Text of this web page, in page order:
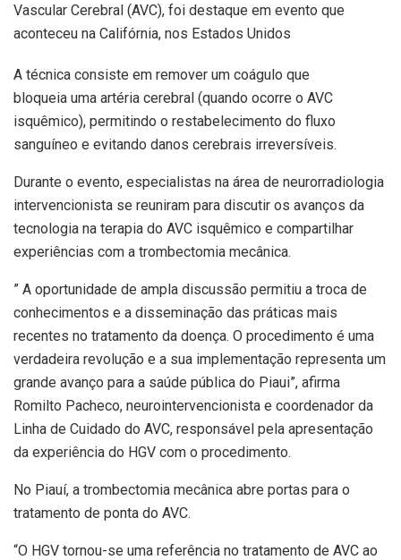
Vascular Cerebral (AVC), foi destaque em evento que
aconteceu na Califórnia, nos Estados Unidos
A técnica consiste em remover um coágulo que
bloqueia uma artéria cerebral (quando ocorre o AVC
isquêmico), permitindo o restabelecimento do fluxo
sanguíneo e evitando danos cerebrais irreversíveis.
Durante o evento, especialistas na área de neurorradiologia
intervencionista se reuniram para discutir os avanços da
tecnologia na terapia do AVC isquêmico e compartilhar
experiências com a trombectomia mecânica.
” A oportunidade de ampla discussão permitiu a troca de
conhecimentos e a disseminação das práticas mais
recentes no tratamento da doença. O procedimento é uma
verdadeira revolução e a sua implementação representa um
grande avanço para a saúde pública do Piaui”, afirma
Romilto Pacheco, neurointervencionista e coordenador da
Linha de Cuidado do AVC, responsável pela apresentação
da experiência do HGV com o procedimento.
No Piauí, a trombectomia mecânica abre portas para o
tratamento de ponta do AVC.
“O HGV tornou-se uma referência no tratamento de AVC ao